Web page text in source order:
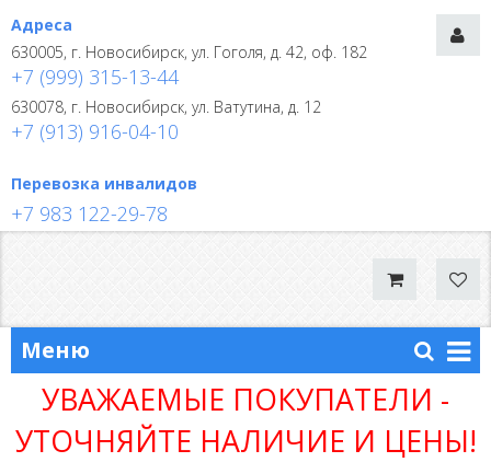
Адреса
630005, г. Новосибирск, ул. Гоголя, д. 42, оф. 182
+7 (999) 315-13-44
630078, г. Новосибирск, ул. Ватутина, д. 12
+7 (913) 916-04-10
Перевозка инвалидов
+7 983 122-29-78
Меню
УВАЖАЕМЫЕ ПОКУПАТЕЛИ -
УТОЧНЯЙТЕ НАЛИЧИЕ И ЦЕНЫ!